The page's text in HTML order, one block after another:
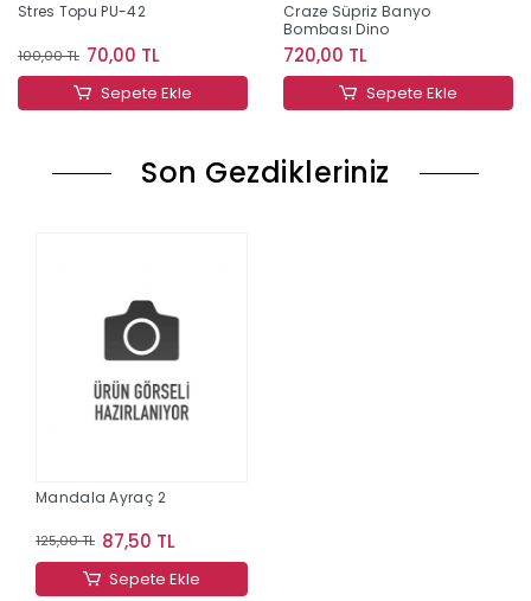
Stres Topu PU-42
100,00 TL 70,00 TL
Sepete Ekle
Craze Süpriz Banyo
Bombası Dino
720,00 TL
Sepete Ekle
Son Gezdikleriniz
Mandala Ayraç 2
125,00 TL 87,50 TL
Sepete Ekle